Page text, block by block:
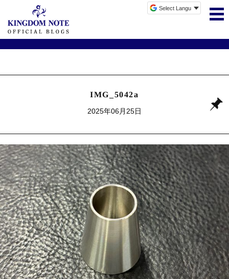
IMG_5042a
2025年06月25日